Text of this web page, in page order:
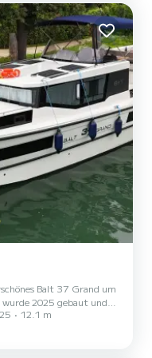
Sie ein, uns direkt auf de...
Balt 37 Grand um
wurde 2025 gebaut und
kann das Schiff
12.1 m